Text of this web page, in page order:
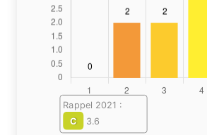
Rappel 2021 :
C
3.6